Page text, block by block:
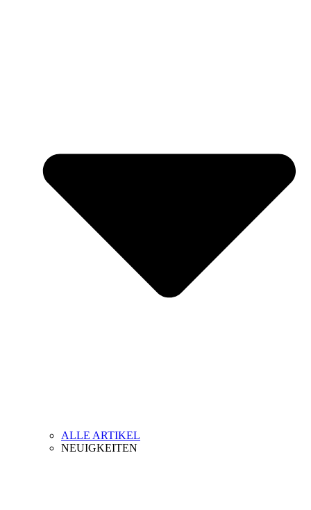
ALLE ARTIKEL
NEUIGKEITEN